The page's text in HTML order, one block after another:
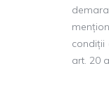
condiții
art. 20